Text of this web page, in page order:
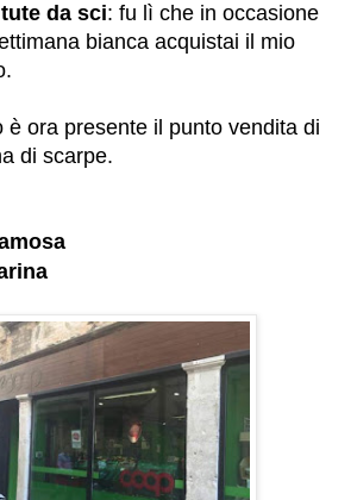
da sci: fu lì che in occasione
bianca acquistai il mio
è ora presente il punto vendita di
di scarpe.